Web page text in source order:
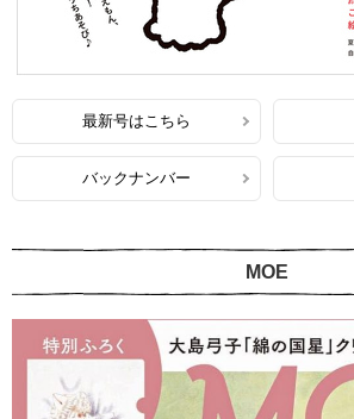
最新号はこちら
バックナンバー
MOE